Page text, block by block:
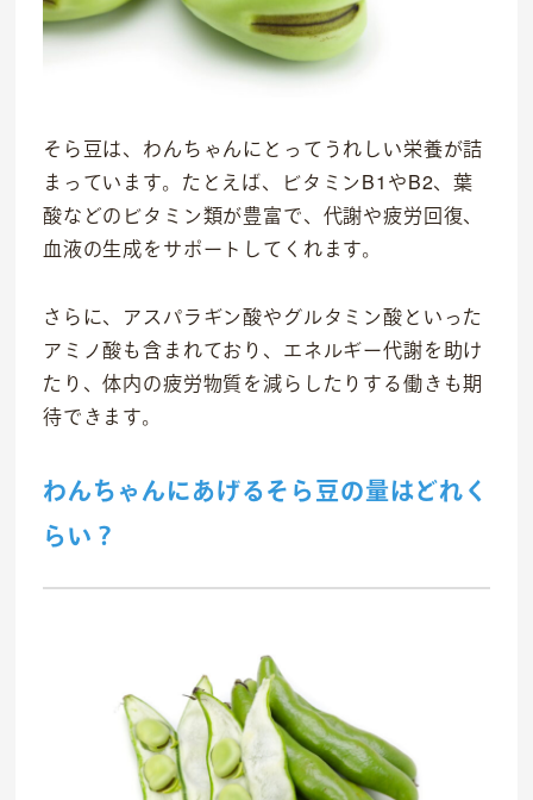
社会貢献活動
採用情報
ニュース
お問い合わせ
そら豆は、わんちゃんにとってうれしい栄養が詰
まっています。たとえば、ビタミンB1やB2、葉
酸などのビタミン類が豊富で、代謝や疲労回復、
血液の生成をサポートしてくれます。
さらに、アスパラギン酸やグルタミン酸といった
アミノ酸も含まれており、エネルギー代謝を助け
たり、体内の疲労物質を減らしたりする働きも期
待できます。
わんちゃんにあげるそら豆の量はどれく
らい？